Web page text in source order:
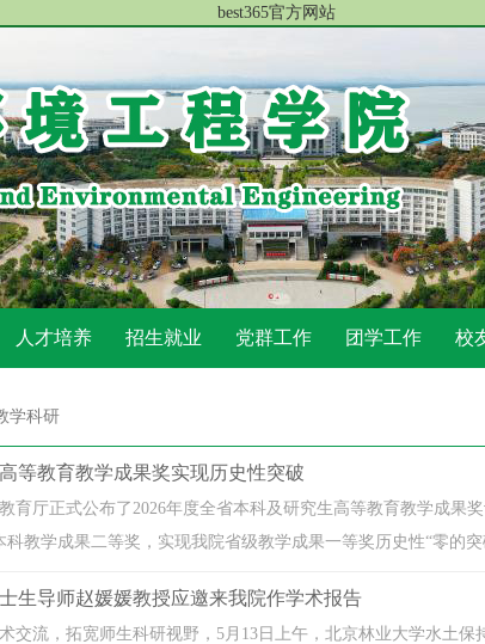
best365官方网站
人才培养 招生就业 党群工作 团学工作 校
学科研
等教育教学成果奖实现历史性突破
育厅正式公布了2026年度全省本科及研究生高等教育教学成果
科教学成果二等奖，实现我院省级教学成果一等奖历史性“零的
生导师赵媛媛教授应邀来我院作学术报告
交流，拓宽师生科研视野，5月13日上午，北京林业大学水土